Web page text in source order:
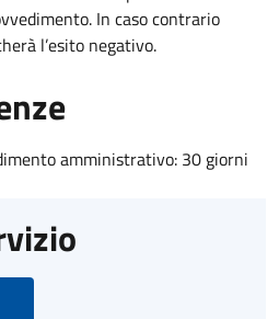
In caso contrario
l’esito negativo.
amministrativo: 30 giorni